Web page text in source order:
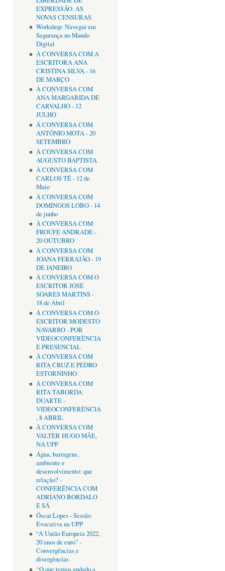
EXPRESSÃO. AS
NOVAS CENSURAS
Workshop: Navegar em
Segurança no Mundo
Digital
À CONVERSA COM A
ESCRITORA ANA
CRISTINA SILVA - 16
DE MARÇO
À CONVERSA COM
ANA MARGARIDA DE
CARVALHO - 12
JULHO
À CONVERSA COM
ANTÓNIO MOTA - 20
SETEMBRO
À CONVERSA COM
AUGUSTO BAPTISTA
À CONVERSA COM
CARLOS TÊ - 12 de
Maio
À CONVERSA COM
DOMINGOS LOBO - 14
de junho
À CONVERSA COM
FROUFE ANDRADE -
20 OUTUBRO
À CONVERSA COM
JOANA FERRAJÃO - 19
DE JANEIRO
À CONVERSA COM O
ESCRITOR JOSÉ
SOARES MARTINS -
18 de Abril
À CONVERSA COM O
ESCRITOR MODESTO
NAVARRO - POR
VIDEOCONFERÊNCIA
E PRESENCIAL
À CONVERSA COM
RITA CRUZ E PEDRO
ESTORNINHO
À CONVERSA COM
RITA TABORDA
DUARTE -
VIDEOCONFERÊNCIA
, 8 ABRIL
À CONVERSA COM
VALTER HUGO MÃE,
NA UPP
Água, barragens,
ambiente e
desenvolvimento: que
relação? -
CONFERÊNCIA COM
ADRIANO BORDALO
E SÁ
Óscar Lopes - Sessão
Evocativa na UPP
“A União Europeia 2022,
20 anos de euro” -
Convergências e
divergências
“O que temos andado a